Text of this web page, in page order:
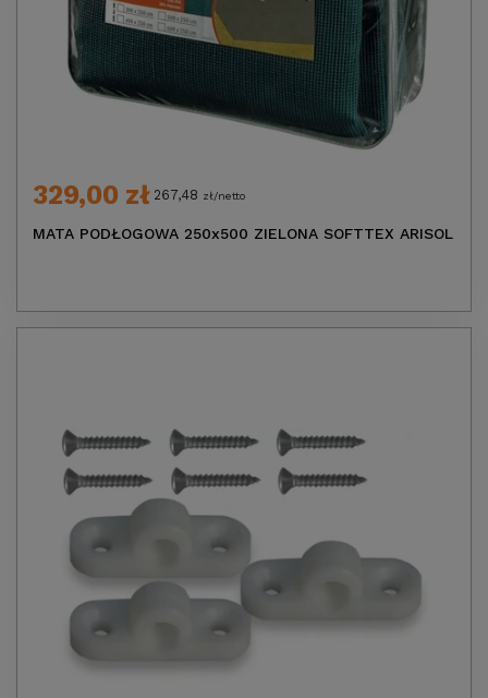
329,00 zł 267,48 zł/netto
MATA PODŁOGOWA 250x500 ZIELONA SOFTTEX ARISOL